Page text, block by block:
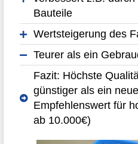
Bauteile
Wertsteigerung des
Teurer als ein
Fazit: Höchste
günstiger als ein
Empfehlenswert für
ab 10.000€)